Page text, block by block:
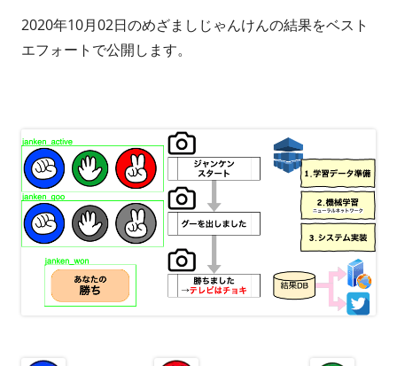
2020年10月02日のめざましじゃんけんの結果をベスト
エフォートで公開します。